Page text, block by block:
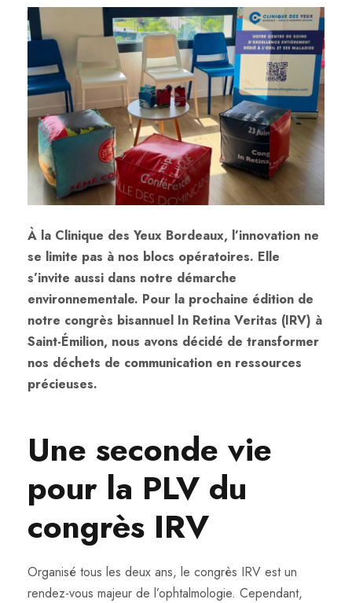
À la Clinique des Yeux Bordeaux, l’innovation ne
se limite pas à nos blocs opératoires. Elle
s’invite aussi dans notre démarche
environnementale. Pour la prochaine édition de
notre congrès bisannuel In Retina Veritas (IRV) à
Saint-Émilion, nous avons décidé de transformer
nos déchets de communication en ressources
précieuses.
Une seconde vie
pour la PLV du
congrès IRV
Organisé tous les deux ans, le congrès IRV est un
rendez-vous majeur de l’ophtalmologie. Cependant,